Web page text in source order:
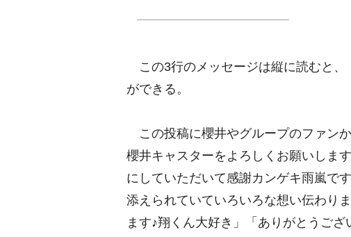
この3行のメッセージは縦に読むと、
ができる。
この投稿に櫻井やグループのファン
櫻井キャスターをよろしくお願いしま
にしていただいて感謝カンゲキ雨嵐で
添えられていていろいろな想い伝わり
ます♪翔くん大好き」「ありがとうご